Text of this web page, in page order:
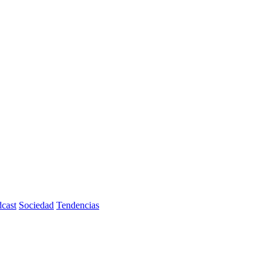
Sociedad Tendencias